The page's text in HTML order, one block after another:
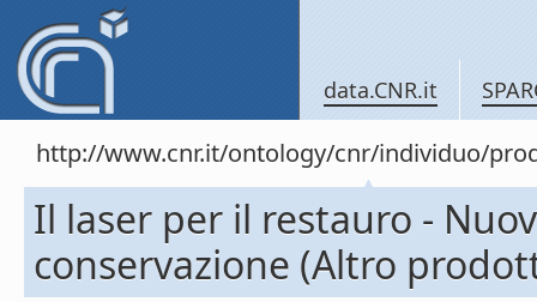
data.CNR.it
http://www.cnr.it/ontology/cnr/individuo/
Il laser per il restauro -
conservazione (Altro